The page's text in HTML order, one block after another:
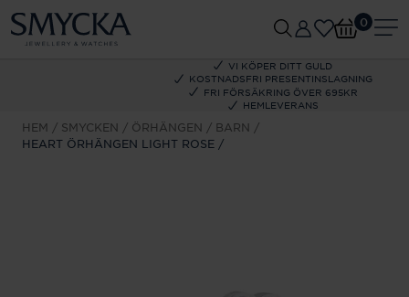
VI KÖPER DITT GULD
KOSTNADSFRI PRESENTINSLAGNING
FRI FÖRSÄKRING ÖVER 695KR
HEMLEVERANS
0
HEM SMYCKEN ÖRHÄNGEN
BARN
HEART ÖRHÄNGEN LIGHT ROSE